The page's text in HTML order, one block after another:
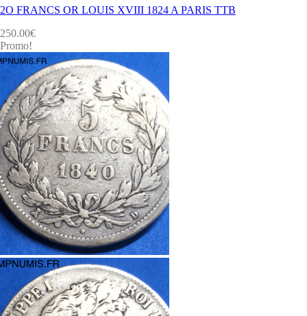
2O FRANCS OR LOUIS XVIII 1824 A PARIS TTB
250.00€
Promo!